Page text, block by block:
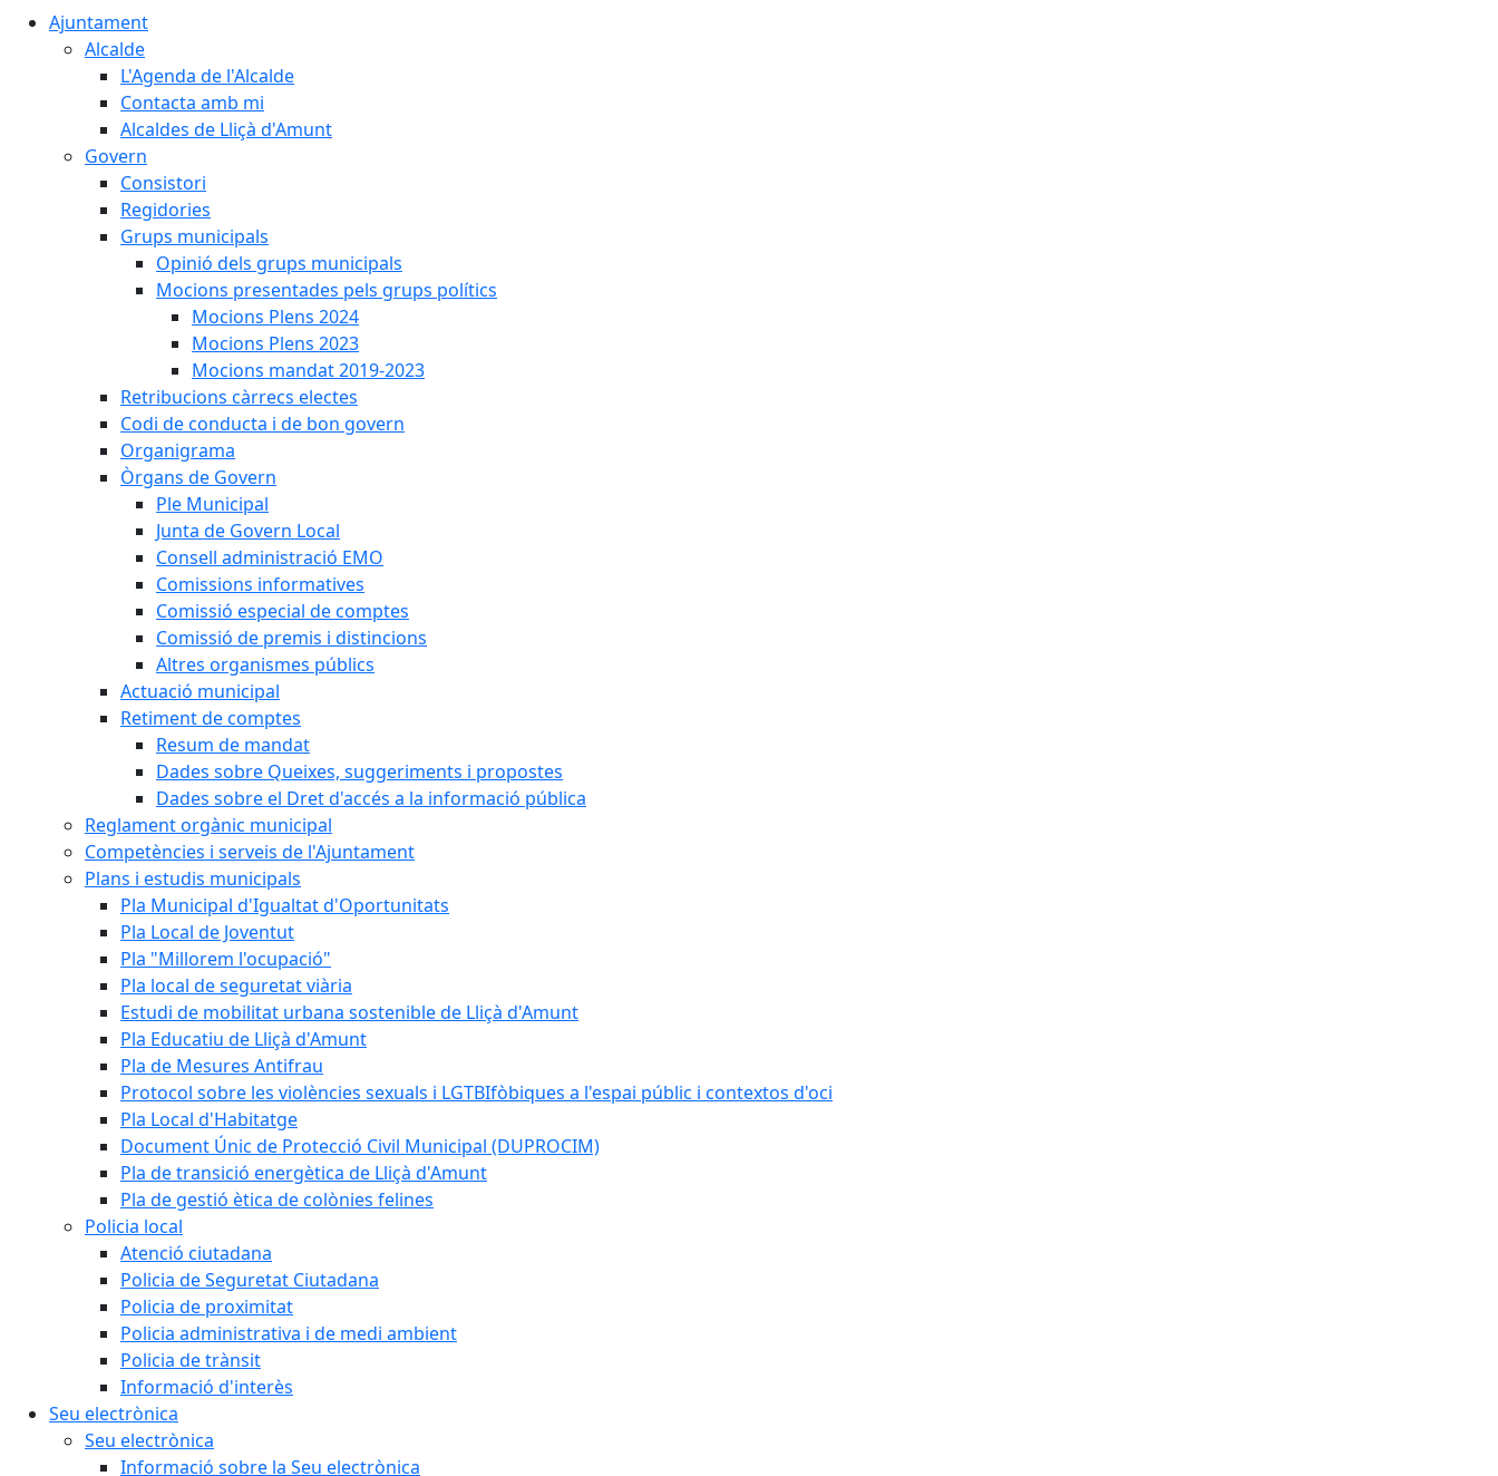
Ajuntament
Alcalde
L'Agenda de l'Alcalde
Contacta amb mi
Alcaldes de Lliçà d'Amunt
Govern
Consistori
Regidories
Grups municipals
Opinió dels grups municipals
Mocions presentades pels grups polítics
Mocions Plens 2024
Mocions Plens 2023
Mocions mandat 2019-2023
Retribucions càrrecs electes
Codi de conducta i de bon govern
Organigrama
Òrgans de Govern
Ple Municipal
Junta de Govern Local
Consell administració EMO
Comissions informatives
Comissió especial de comptes
Comissió de premis i distincions
Altres organismes públics
Actuació municipal
Retiment de comptes
Resum de mandat
Dades sobre Queixes, suggeriments i propostes
Dades sobre el Dret d'accés a la informació pública
Reglament orgànic municipal
Competències i serveis de l'Ajuntament
Plans i estudis municipals
Pla Municipal d'Igualtat d'Oportunitats
Pla Local de Joventut
Pla "Millorem l'ocupació"
Pla local de seguretat viària
Estudi de mobilitat urbana sostenible de Lliçà d'Amunt
Pla Educatiu de Lliçà d'Amunt
Pla de Mesures Antifrau
Protocol sobre les violències sexuals i LGTBIfòbiques a l'espai públic i contextos d'oci
Pla Local d'Habitatge
Document Únic de Protecció Civil Municipal (DUPROCIM)
Pla de transició energètica de Lliçà d'Amunt
Pla de gestió ètica de colònies felines
Policia local
Atenció ciutadana
Policia de Seguretat Ciutadana
Policia de proximitat
Policia administrativa i de medi ambient
Policia de trànsit
Informació d'interès
Seu electrònica
Seu electrònica
Informació sobre la Seu electrònica